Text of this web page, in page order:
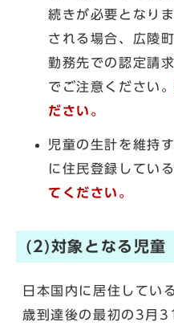
続きが必要となり
される場合、広陵
勤務先での認定請
でご注意ください
ださい。
児童の生計を維持
に住民登録してい
てください。
(2)対象となる児童
日本国内に居住してい
歳到達後の最初の3月